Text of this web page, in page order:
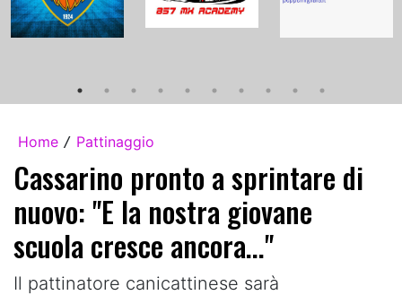
Home / Pattinaggio
Cassarino pronto a sprintare di
nuovo: "E la nostra giovane
scuola cresce ancora..."
Il pattinatore canicattinese sarà